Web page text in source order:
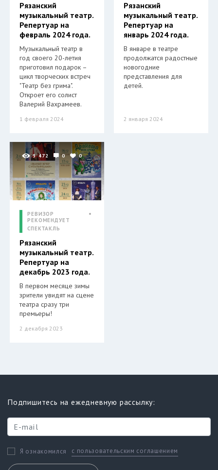
Рязанский
музыкальный театр.
Репертуар на
февраль 2024 года.
Музыкальный театр в
год своего 20-летия
приготовил подарок –
цикл творческих встреч
"Театр без грима".
Откроет его солист
Валерий Вахрамеев.
1 февраля 2024
Рязанский
музыкальный театр.
Репертуар на
январь 2024 года.
В январе в театре
продолжатся радостные
новогодние
представления для
детей.
2 января 2024
5 472 0 0
РЕВИЗОР
РЕКОМЕНДУЕТ
СПЕКТАКЛЬ
Рязанский
музыкальный театр.
Репертуар на
декабрь 2023 года.
В первом месяце зимы
зрители увидят на сцене
театра сразу три
премьеры!
2 декабря 2023
Подпишитесь на ежедневную рассылку:
Я ознакомился с пользовательским соглашением